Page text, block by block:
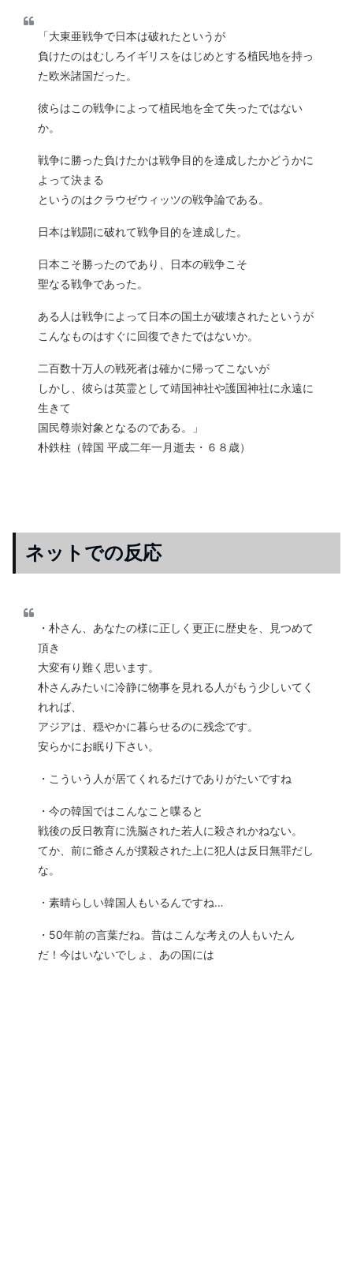
「大東亜戦争で日本は破れたというが
負けたのはむしろイギリスをはじめとする植民地を持っ
た欧米諸国だった。
彼らはこの戦争によって植民地を全て失ったではない
か。
戦争に勝った負けたかは戦争目的を達成したかどうかに
よって決まる
というのはクラウゼウィッツの戦争論である。
日本は戦闘に破れて戦争目的を達成した。
日本こそ勝ったのであり、日本の戦争こそ
聖なる戦争であった。
ある人は戦争によって日本の国土が破壊されたというが
こんなものはすぐに回復できたではないか。
二百数十万人の戦死者は確かに帰ってこないが
しかし、彼らは英霊として靖国神社や護国神社に永遠に
生きて
国民尊崇対象となるのである。」
朴鉄柱（韓国 平成二年一月逝去・６８歳）
ネットでの反応
・朴さん、あなたの様に正しく更正に歴史を、見つめて
頂き
大変有り難く思います。
朴さんみたいに冷静に物事を見れる人がもう少しいてく
れれば、
アジアは、穏やかに暮らせるのに残念です。
安らかにお眠り下さい。
・こういう人が居てくれるだけでありがたいですね
・今の韓国ではこんなこと喋ると
戦後の反日教育に洗脳された若人に殺されかねない。
てか、前に爺さんが撲殺された上に犯人は反日無罪だし
な。
・素晴らしい韓国人もいるんですね…
・50年前の言葉だね。昔はこんな考えの人もいたん
だ！今はいないでしょ、あの国には